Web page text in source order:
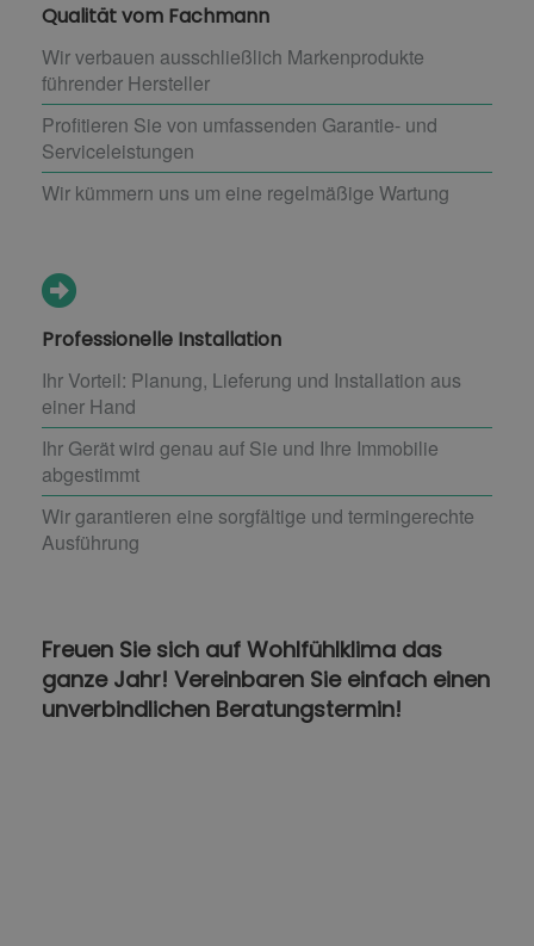
Qualität vom Fachmann
Wir verbauen ausschließlich Markenprodukte
führender Hersteller
Profitieren Sie von umfassenden Garantie- und
Serviceleistungen
Wir kümmern uns um eine regelmäßige Wartung
Professionelle Installation
Ihr Vorteil: Planung, Lieferung und Installation aus
einer Hand
Ihr Gerät wird genau auf Sie und Ihre Immobilie
abgestimmt
Wir garantieren eine sorgfältige und termingerechte
Ausführung
Freuen Sie sich auf Wohlfühlklima das
ganze Jahr! Vereinbaren Sie einfach einen
unverbindlichen Beratungstermin!